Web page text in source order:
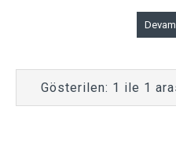
Gösterilen: 1 ile 1